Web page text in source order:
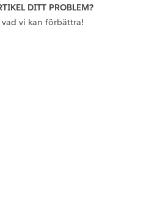
DITT PROBLEM?
vi kan förbättra!